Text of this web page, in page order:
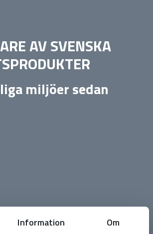
Information Om
AV SVENSKA
miljöer sedan